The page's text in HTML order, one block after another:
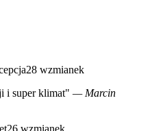
28 wzmianek
i super klimat" — Marcin